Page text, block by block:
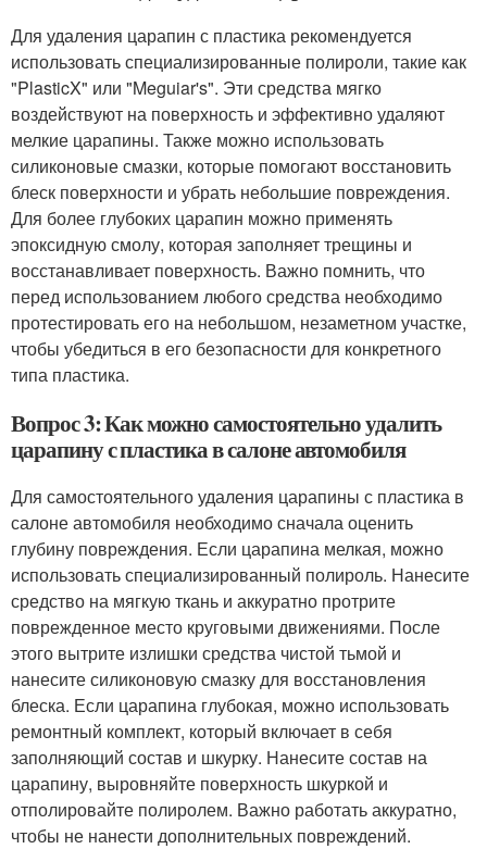
Для удаления царапин с пластика рекомендуется
использовать специализированные полироли, такие как
"PlasticX" или "Meguiar's". Эти средства мягко
воздействуют на поверхность и эффективно удаляют
мелкие царапины. Также можно использовать
силиконовые смазки, которые помогают восстановить
блеск поверхности и убрать небольшие повреждения.
Для более глубоких царапин можно применять
эпоксидную смолу, которая заполняет трещины и
восстанавливает поверхность. Важно помнить, что
перед использованием любого средства необходимо
протестировать его на небольшом, незаметном участке,
чтобы убедиться в его безопасности для конкретного
типа пластика.
Вопрос 3: Как можно самостоятельно удалить
царапину с пластика в салоне автомобиля
Для самостоятельного удаления царапины с пластика в
салоне автомобиля необходимо сначала оценить
глубину повреждения. Если царапина мелкая, можно
использовать специализированный полироль. Нанесите
средство на мягкую ткань и аккуратно протрите
поврежденное место круговыми движениями. После
этого вытрите излишки средства чистой тьмой и
нанесите силиконовую смазку для восстановления
блеска. Если царапина глубокая, можно использовать
ремонтный комплект, который включает в себя
заполняющий состав и шкурку. Нанесите состав на
царапину, выровняйте поверхность шкуркой и
отполировайте полиролем. Важно работать аккуратно,
чтобы не нанести дополнительных повреждений.